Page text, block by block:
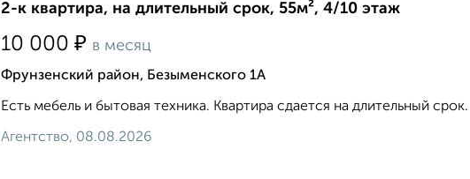
2-к квартира, на длительный срок, 55м², 4/10 этаж
10 000 ₽ в месяц
Фрунзенский район, Безыменского 1А
Есть мебель и бытовая техника. Квартира сдается на длительный
Агентство, 08.08.2026